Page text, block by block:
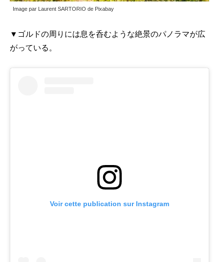
Image par Laurent SARTORIO de Pixabay
▼ゴルドの周りには息を呑むような絶景のパノラマが広
がっている。
Voir cette publication sur Instagram